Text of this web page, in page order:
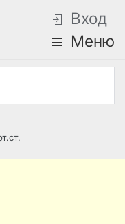
Вход
Меню